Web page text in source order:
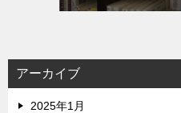
アーカイブ
2025年1月